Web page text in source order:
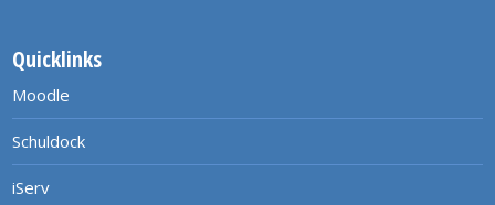
Quicklinks
Moodle
Schuldock
iServ